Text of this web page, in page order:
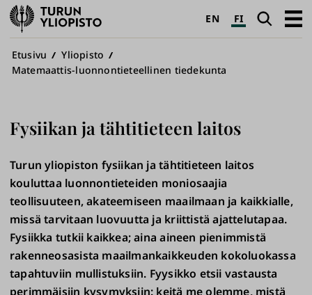
Turun
yliopisto
EN FI Haku
Avaa
Murupolku
Etusivu
Yliopisto
Matemaattis-luonnontieteellinen tiedekunta
Fysiikan ja tähtitieteen laitos
Turun yliopiston fysiikan ja tähtitieteen laitos
kouluttaa luonnontieteiden moniosaajia
teollisuuteen, akateemiseen maailmaan ja kaikkialle,
missä tarvitaan luovuutta ja kriittistä ajattelutapaa.
Fysiikka tutkii kaikkea; aina aineen pienimmistä
rakenneosasista maailmankaikkeuden koko­luo­kassa
tapahtuviin mullistuksiin. Fyysikko etsii vastausta
perimmäisiin kysymyksiin: keitä me olemme, mistä